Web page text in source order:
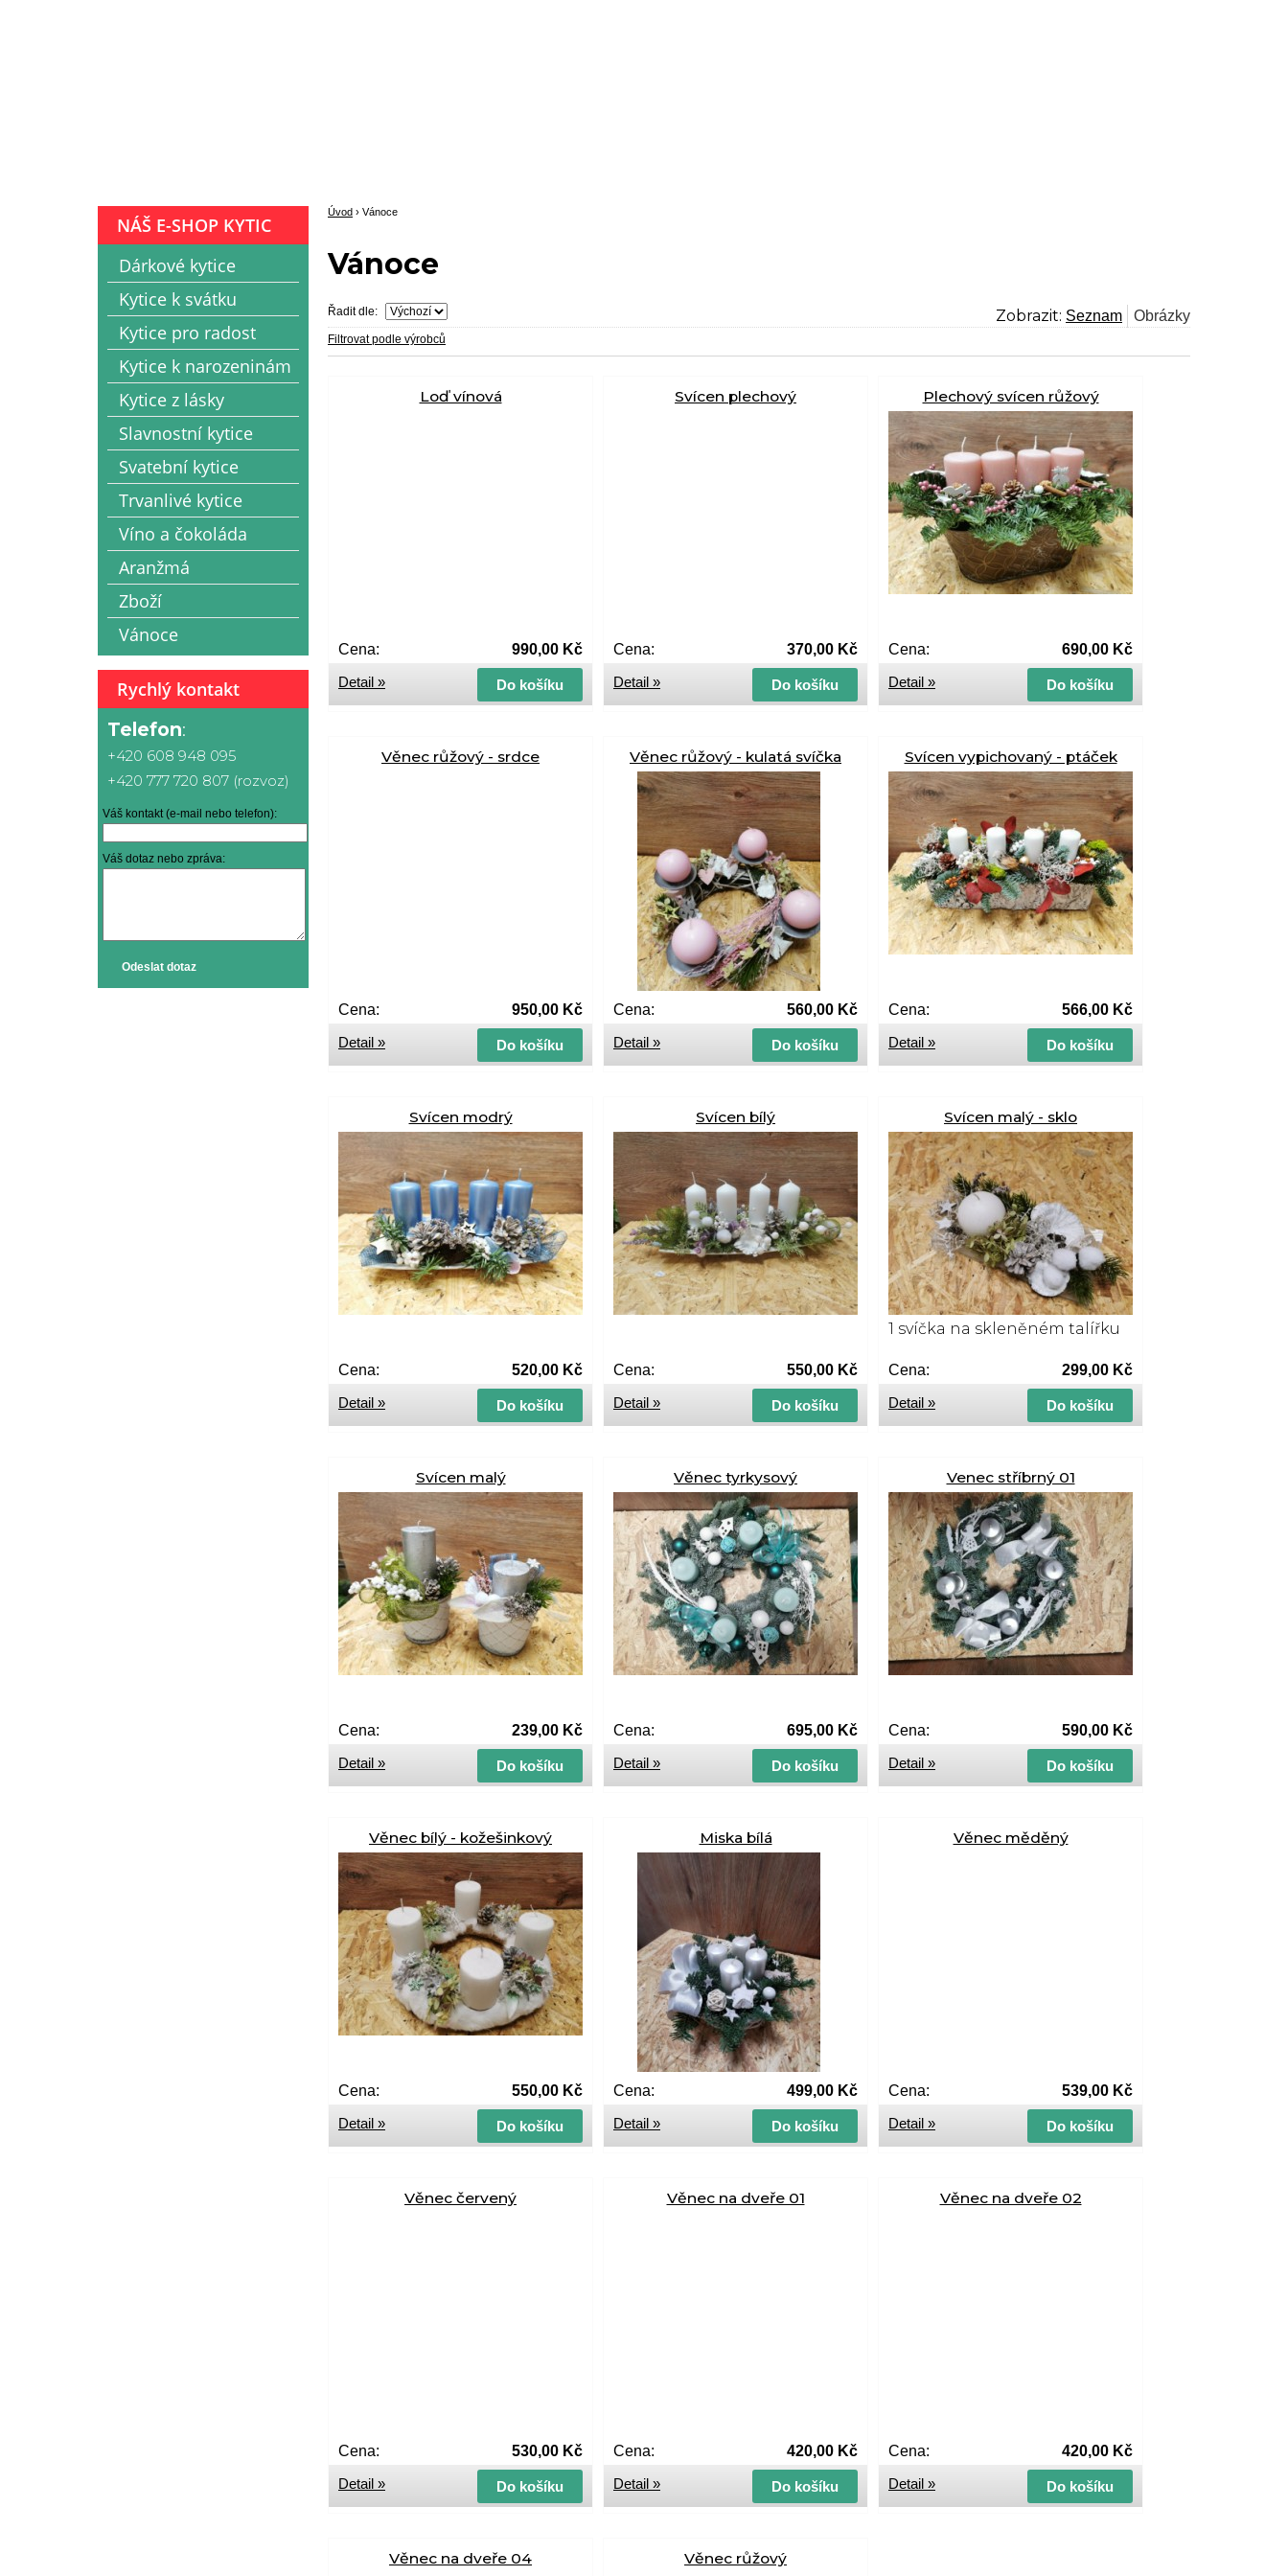
Úvod › Vánoce
Vánoce
Zobrazit:
Řadit dle:
Filtrovat podle výrobců
Loď vínová
990,00 Kč
Cena:
Do košíku
Detail »
Svícen plechový
370,00 Kč
Cena:
Do košíku
Detail »
Plechový svícen růžový
690,00 Kč
Cena:
Do košíku
Detail »
Věnec růžový - srdce
950,00 Kč
Cena:
Do košíku
Detail »
Věnec růžový - kulatá svíčka
560,00 Kč
Cena:
Do košíku
Detail »
Svícen vypichovaný - ptáček
566,00 Kč
Cena:
Do košíku
Detail »
Svícen modrý
520,00 Kč
Cena:
Do košíku
Detail »
Svícen bílý
550,00 Kč
Cena:
Do košíku
Detail »
Svícen malý - sklo
1 svíčka na skleněném talířku
299,00 Kč
Cena:
Do košíku
Detail »
Svícen malý
239,00 Kč
Cena:
Do košíku
Detail »
Věnec tyrkysový
695,00 Kč
Cena:
Do košíku
Detail »
Venec stříbrný 01
590,00 Kč
Cena:
Do košíku
Detail »
Věnec bílý - kožešinkový
550,00 Kč
Cena:
Do košíku
Detail »
Miska bílá
499,00 Kč
Cena:
Do košíku
Detail »
Věnec měděný
539,00 Kč
Cena:
Do košíku
Detail »
Věnec červený
530,00 Kč
Cena:
Do košíku
Detail »
Věnec na dveře 01
420,00 Kč
Cena:
Do košíku
Detail »
Věnec na dveře 02
420,00 Kč
Cena:
Do košíku
Detail »
Věnec na dveře 04 Věnec růžový
NÁŠ E-SHOP KYTIC
Dárkové kytice
Kytice k svátku
Kytice pro radost
Kytice k narozeninám
Kytice z lásky
Slavnostní kytice
Svatební kytice
Trvanlivé kytice
Víno a čokoláda
Aranžmá
Zboží
Vánoce
Rychlý kontakt
Telefon:
+420 608 948 095
+420 777 720 807 (rozvoz)
Váš kontakt (e-mail nebo telefon):
Váš dotaz nebo zpráva:
Odeslat dotaz